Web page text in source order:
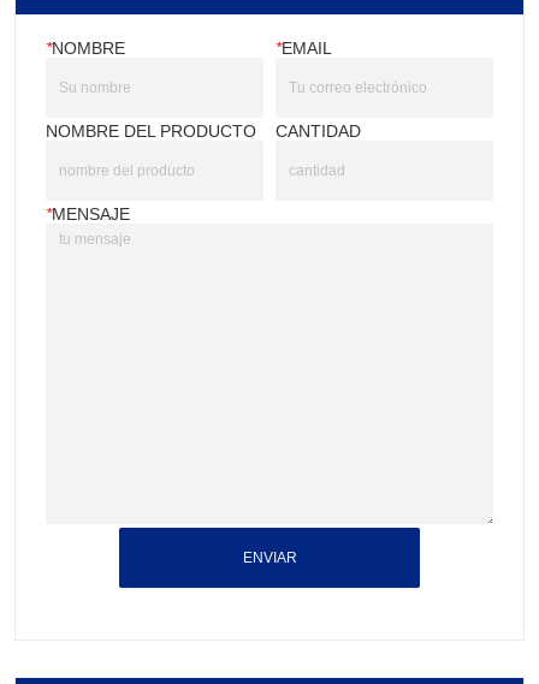
*NOMBRE *EMAIL
NOMBRE DEL PRODUCTO CANTIDAD
*MENSAJE
ENVIAR